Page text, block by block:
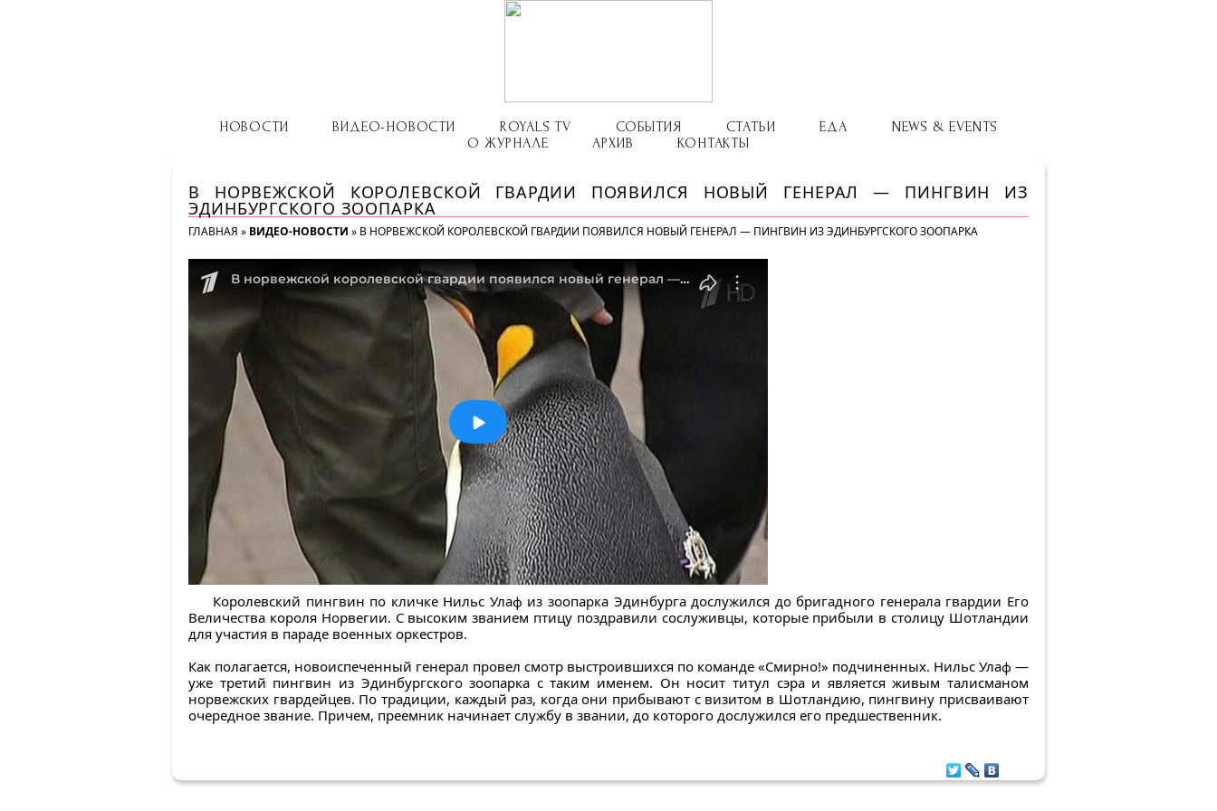
НОВОСТИ ВИДЕО-НОВОСТИ ROYALS TV СОБЫТИЯ СТАТЬИ ЕДА
NEWS & EVENTS
О ЖУРНАЛЕ
АРХИВ КОНТАКТЫ
В НОРВЕЖСКОЙ КОРОЛЕВСКОЙ ГВАРДИИ ПОЯВИЛСЯ НОВЫЙ ГЕНЕРАЛ — ПИНГВИН ИЗ
ЭДИНБУРГСКОГО ЗООПАРКА
ГЛАВНАЯ » ВИДЕО-НОВОСТИ » В НОРВЕЖСКОЙ КОРОЛЕВСКОЙ ГВАРДИИ ПОЯВИЛСЯ НОВЫЙ ГЕНЕРАЛ — ПИНГВИН ИЗ ЭДИНБУРГСКОГО ЗООПАРКА
Королевский пингвин по кличке Нильс Улаф из зоопарка Эдинбурга дослужился до бригадного генерала гвардии Его
Величества короля Норвегии. С высоким званием птицу поздравили сослуживцы, которые прибыли в столицу Шотландии
для участия в параде военных оркестров.
Как полагается, новоиспеченный генерал провел смотр выстроившихся по команде «Смирно!» подчиненных. Нильс Улаф —
уже третий пингвин из Эдинбургского зоопарка с таким именем. Он носит титул сэра и является живым талисманом
норвежских гвардейцев. По традиции, каждый раз, когда они прибывают с визитом в Шотландию, пингвину присваивают
очередное звание. Причем, преемник начинает службу в звании, до которого дослужился его предшественник.